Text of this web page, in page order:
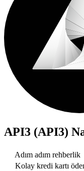
API3 (API3)
Adım adım rehberlik
Kolay kredi kartı